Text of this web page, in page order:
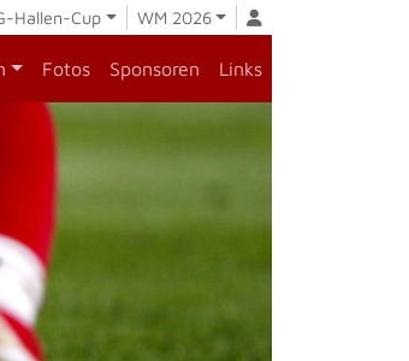
Hallen-Cup WM 2026
Fotos Sponsoren Links